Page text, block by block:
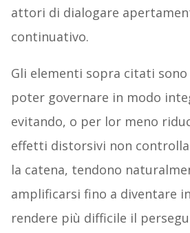
attori di dialogare
continuativo.
Gli elementi sopra citati sono
poter governare in modo
evitando, o per lor meno
effetti distorsivi non
la catena, tendono
amplificarsi fino a diventare
rendere più difficile il